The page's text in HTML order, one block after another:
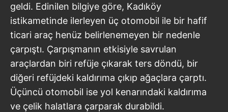
geldi. Edinilen bilgiye göre, Kadıköy
istikametinde ilerleyen üç otomobil ile bir hafif
ticari araç henüz belirlenemeyen bir nedenle
çarpıştı. Çarpışmanın etkisiyle savrulan
araçlardan biri refüje çıkarak ters döndü, bir
diğeri refüjdeki kaldırıma çıkıp ağaçlara çarptı.
Üçüncü otomobil ise yol kenarındaki kaldırıma
ve çelik halatlara çarparak durabildi.